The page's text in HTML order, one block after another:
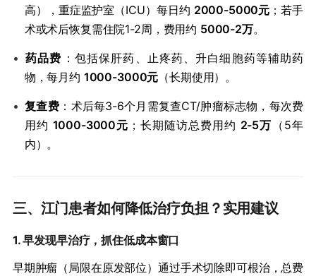
高），重症监护室（ICU）每日约 ​ ​2000-5000元​ ​；若手
术或术后恢复需住院1-2周，费用约 ​ ​5000-2万​​。
• ​药品费​ ​：包括保肝药、止疼药、升白细胞药等辅助药
物，每月约 ​ ​1000-3000元​ ​（长期使用）。
• ​复查费​​：术后每3-6个月需复查CT/肿瘤标志物，每次费
用约 ​ ​1000-3000元​ ​；长期随访总费用约 ​ ​2-5万​ ​（5年
内）。
三、江门患者如何降低治疗负担？实用建议
1. ​​早发现早治疗，抓住低成本窗口​
早期肿瘤（局限在原发部位）通过手术切除即可根治，总费